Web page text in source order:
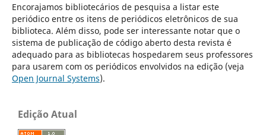
Encorajamos bibliotecários de pesquisa a listar este
periódico entre os itens de periódicos eletrônicos de sua
biblioteca. Além disso, pode ser interessante notar que o
sistema de publicação de código aberto desta revista é
adequado para as bibliotecas hospedarem seus professores
para usarem com os periódicos envolvidos na edição (veja
Open Journal Systems).
Edição Atual